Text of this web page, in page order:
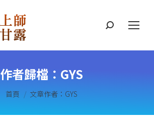
搜
作者歸檔： GYS
您在這裡：
首頁 文章作者：GYS